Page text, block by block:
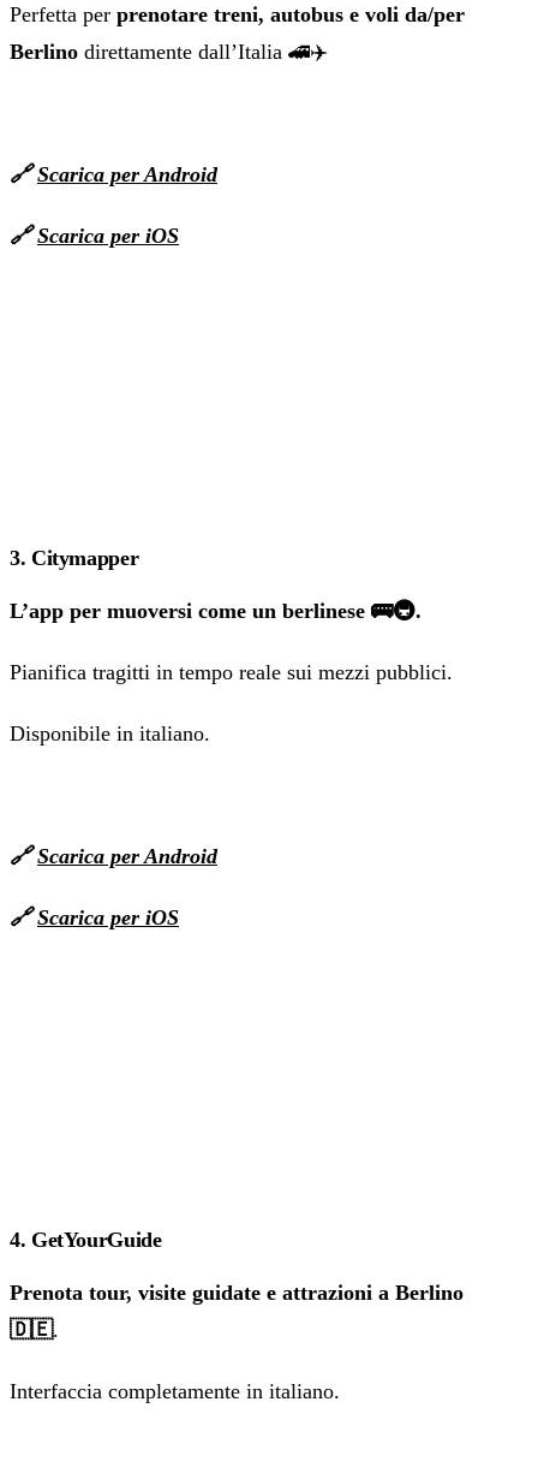
Perfetta per prenotare treni, autobus e voli da/per
Berlino direttamente dall’Italia 🚄✈️
🔗 Scarica per Android
🔗 Scarica per iOS
3. Citymapper
L’app per muoversi come un berlinese 🚌🚇.
Pianifica tragitti in tempo reale sui mezzi pubblici.
Disponibile in italiano.
🔗 Scarica per Android
🔗 Scarica per iOS
4. GetYourGuide
Prenota tour, visite guidate e attrazioni a Berlino
🇩🇪.
Interfaccia completamente in italiano.